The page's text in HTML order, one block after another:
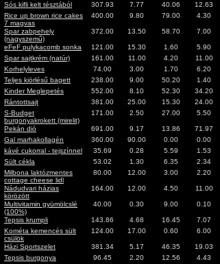
Sós kifli kelt tésztából
307.93 7.77 40.06
12.63
Rice up brown rice cakes
7 magvas
400.00 9.80 79.00 4.30
Spar zabpehely
(nagyszemű)
372.00 13.50 58.70 7.00
eFeF pulykacomb sonka 121.00 15.30 1.60
5.90
Spar sajtkrém (natúr)
161.00 11.00 4.20
11.00
Korhelyleves
74.00 3.00 1.70
6.20
Teljes kiörlésű bagett
238.00 9.00 50.20
1.40
Kinder Meglepetés
552.00 8.10 52.30
34.20
Rántottsajt
381.00 25.00 15.30
24.00
S-Budget
burgonyakrokett (mirelit)
171.00 2.50 27.00 5.50
Pekán dió 691.00 9.17 13.86
71.97
Gal marhakollagén
360.00 90.00 0.00
0.00
kávé cukorral - tejszínnel
35.69 0.28 5.59
1.53
Sült cékla
53.02 1.30 6.35
2.34
Milbona laktózmentes
cottage cheese lidl
80.00 12.00 3.00 2.20
Nádudvari házias
körözött
164.00 12.00 4.50 11.00
Multivitamin gyümölcslé
(100%)
40.00 0.30 9.00 0.10
Tepsis krumpli 143.86 4.68 16.45
7.07
Kométa kemencés sült
csülök
124.00 17.00 0.60 6.00
Házi Sportszelet 381.34 5.17 46.35
19.03
Tepsis burgonya
96.45 2.20 12.56
4.43